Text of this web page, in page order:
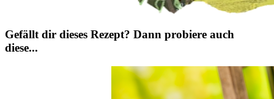
Gefällt dir dieses Rezept? Dann probiere auch
diese...